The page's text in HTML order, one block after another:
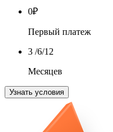
0₽
Первый платеж
3 /6/12
Месяцев
Узнать условия